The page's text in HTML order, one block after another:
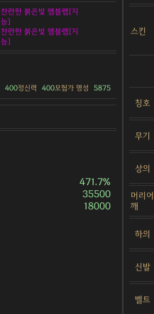
찬란한 붉은빛 엠블렘[지
능]
찬란한 붉은빛 엠블렘[지
능]
400정신력 400모험가 명성 5875
471.7%
35500
18000
스킨
칭호
무기
상의
머리어
깨
하의
신발
벨트